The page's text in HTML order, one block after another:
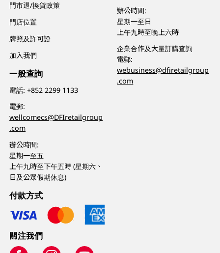
門市退/換貨政策
門店位置
牌照及許可證
加入我們
一般查詢
電話:+852 2299 1133
電郵:
wellcomecs@DFIretailgroup
.com
辦公時間:
星期一至五
上午九時至下午五時 (星期六、
日及公眾假期休息)
辦公時間:
星期一至日
上午九時至晚上六時
企業合作及大量訂購查詢
電郵:
webusiness@dfiretailgroup
.com
付款方式
關注我們